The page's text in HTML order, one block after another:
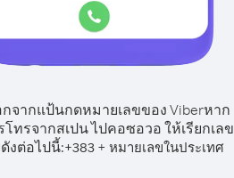
จากแป้นกดหมายเลขของ Viberหาก
โทรจากสเปน ไปคอซอวอ ให้เรียกเลข
งต่อไปนี้:+383 + หมายเลขในประเทศ